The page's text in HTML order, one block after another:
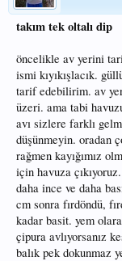
takım tek oltalı dip
öncelikle av yerini
ismi kıyıkışlacık.
tarif edebilirim. av
üzeri. ama tabi
avı sizlere farklı
düşünmeyin. oradan
rağmen kayığımız
için havuza
daha ince ve daha
cm sonra fırdöndü,
kadar basit. yem
çipura avlıyorsanız
balık pek dokunmaz